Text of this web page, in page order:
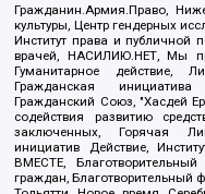
Гражданин.Армия.Право,
культуры, Центр гендерных
Институт права и публичной
врачей, НАСИЛИЮ.НЕТ, Мы
Гуманитарное действие,
Гражданская инициатива
Гражданский Союз, "Хасдей
содействия развитию
заключенных, Горячая
инициатив Действие,
ВМЕСТЕ,
граждан,